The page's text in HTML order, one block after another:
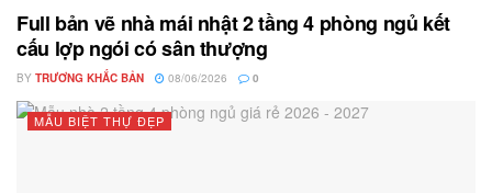
Full bản vẽ nhà mái nhật 2 tầng 4 phòng ngủ kết
cấu lợp ngói có sân thượng
BY TRƯƠNG KHẮC BẢN 08/06/2026 0
MẪU BIỆT THỰ ĐẸP